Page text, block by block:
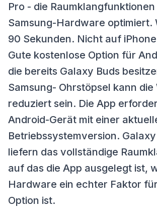
Pro - die
Samsung-Hardware optimiert.
90 Sekunden. Nicht auf
Gute kostenlose Option für
die bereits Galaxy Buds
Samsung- Ohrstöpsel kann
reduziert sein. Die App
Android-Gerät mit einer
Betriebssystemversion.
liefern das vollständige
auf das die App ausgelegt ist,
Hardware ein echter Faktor
Option ist.